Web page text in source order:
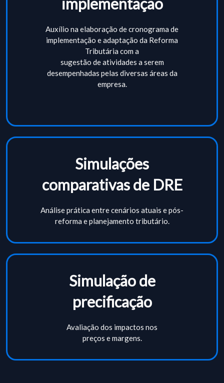
Auxílio na elaboração de cronograma de
implementação e adaptação da Reforma
Tributária com a
sugestão de atividades a serem
desempenhadas pelas diversas áreas da
empresa.
Simulações
comparativas de DRE
Análise prática entre cenários atuais e pós-
reforma e planejamento tributário.
Simulação de
precificação
Avaliação dos impactos nos
preços e margens.